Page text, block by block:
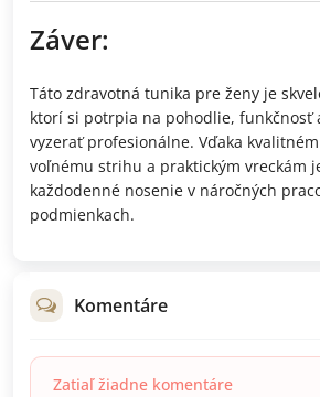
Záver:
Táto zdravotná tunika pre ženy je
ktorí si potrpia na pohodlie, funkčnosť
vyzerať profesionálne. Vďaka
voľnému strihu a praktickým vreckám
každodenné nosenie v náročných
podmienkach.
Komentáre
Zatiaľ žiadne komentáre